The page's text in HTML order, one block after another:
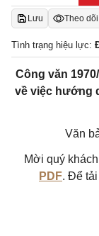
Lưu Theo
Tình trạng hiệu lực:
Công văn
về việc hướng
Văn
Mời quý
PDF. Để